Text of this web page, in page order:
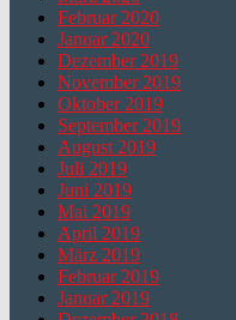
Februar 2020
Januar 2020
Dezember 2019
November 2019
Oktober 2019
September 2019
August 2019
Juli 2019
Juni 2019
Mai 2019
April 2019
März 2019
Februar 2019
Januar 2019